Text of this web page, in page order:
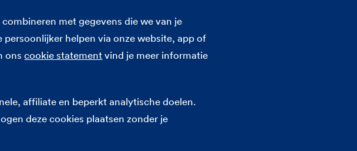
geef ik ideeën door aan FBTO?
met gegevens die we van je
helpen via onze website, app of
onscookie statementvind je meer informatie
affiliate en beperkt analytische doelen.
deze cookies plaatsen zonder je